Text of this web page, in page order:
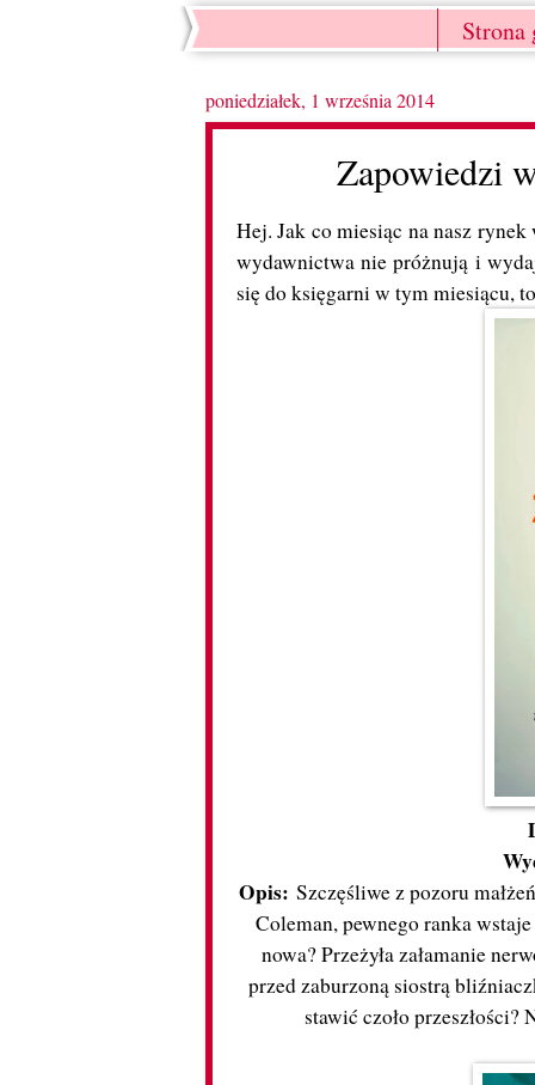
Strona
poniedziałek, 1 września 2014
Zapowiedzi
Hej. Jak co miesiąc na nasz
wydawnictwa nie próżnują i
się do księgarni w tym miesiącu,
Opis: Szczęśliwe z pozoru
Coleman, pewnego ranka
nowa? Przeżyła załamanie
przed zaburzoną siostrą
stawić czoło